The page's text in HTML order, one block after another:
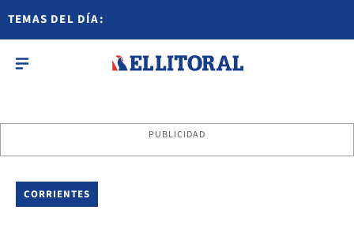
TEMAS DEL DÍA:
PUBLICIDAD
CORRIENTES